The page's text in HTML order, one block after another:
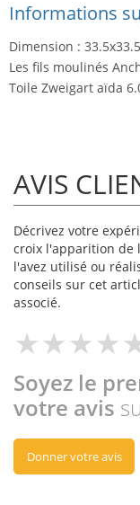
Informations
Dimension :
Les fils moulinés
Toile Zweigart aïda
AVIS
Décrivez votre
croix l'apparition de
l'avez utilisé ou
conseils sur cet
associé.
Soyez le
votre avis
Donner votre avis